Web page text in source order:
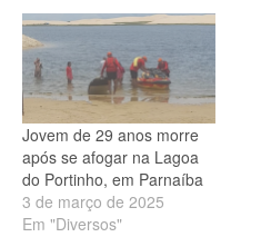
Jovem de 29 anos morre
após se afogar na Lagoa
do Portinho, em Parnaíba
3 de março de 2025
Em "Diversos"